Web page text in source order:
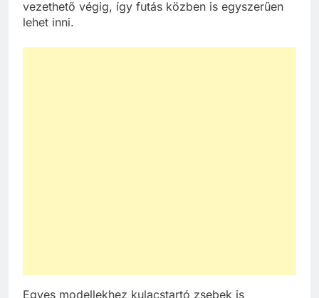
vezethető végig, így futás közben is egyszerűen
lehet inni.
Egyes modellekhez kulacstartó zsebek is